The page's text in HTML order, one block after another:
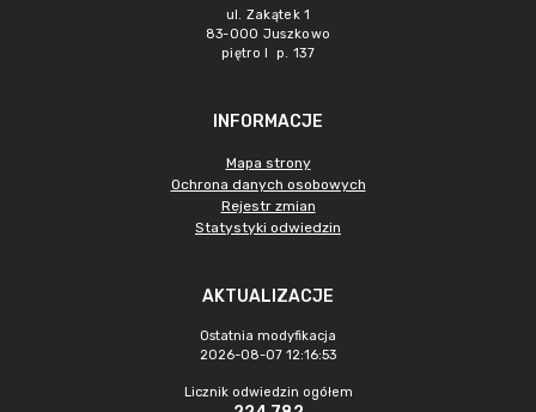
ul. Zakątek 1
83-000 Juszkowo
piętro I p. 137
INFORMACJE
Mapa strony
Ochrona danych osobowych
Rejestr zmian
Statystyki odwiedzin
AKTUALIZACJE
Ostatnia modyfikacja
2026-08-07 12:16:53
Licznik odwiedzin ogółem